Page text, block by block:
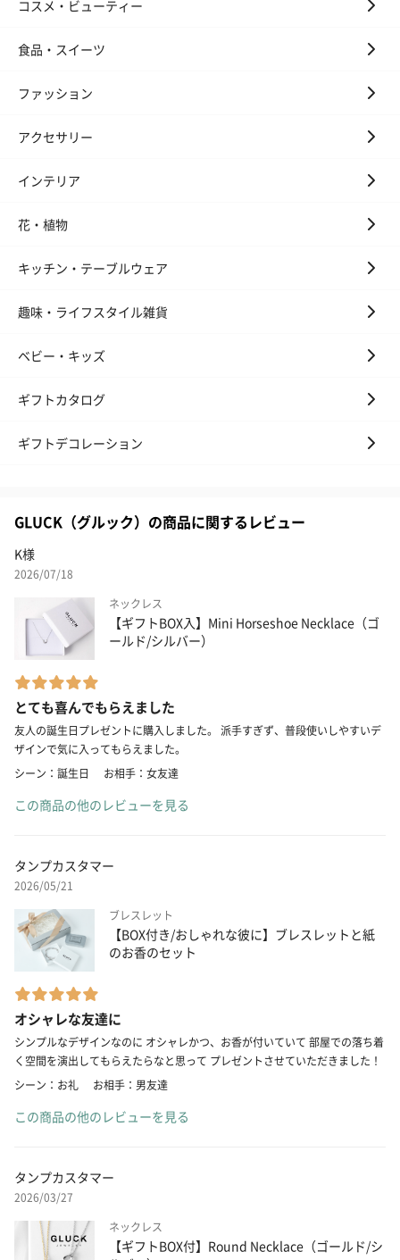
コスメ・ビューティー
食品・スイーツ
ファッション
アクセサリー
インテリア
花・植物
キッチン・テーブルウェア
趣味・ライフスタイル雑貨
ベビー・キッズ
ギフトカタログ
ギフトデコレーション
GLUCK（グルック）の商品に関するレビュー
K様
2026/07/18
ネックレス
【ギフトBOX入】Mini Horseshoe Necklace（ゴ
ールド/シルバー）
とても喜んでもらえました
友人の誕生日プレゼントに購入しました。 派手すぎず、普段使いしやすいデ
ザインで気に入ってもらえました。
シーン：誕生日
お相手：女友達
この商品の他のレビューを見る
タンプカスタマー
2026/05/21
ブレスレット
【BOX付き/おしゃれな彼に】ブレスレットと紙
のお香のセット
オシャレな友達に
シンプルなデザインなのに オシャレかつ、お香が付いていて 部屋での落ち着
く空間を演出してもらえたらなと思って プレゼントさせていただきました！
シーン：お礼
お相手：男友達
この商品の他のレビューを見る
タンプカスタマー
2026/03/27
ネックレス
【ギフトBOX付】Round Necklace（ゴールド/シ